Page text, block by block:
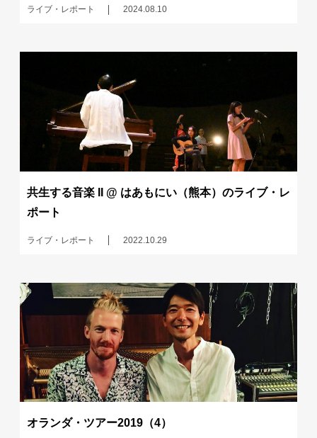
ライブ・レポート 2024.08.10
共生する音楽 II @ はあもにい（熊本）のライブ・レ
ポート
ライブ・レポート 2022.10.29
オランダ・ツアー2019（4）